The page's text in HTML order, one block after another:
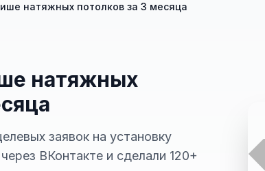
натяжных потолков за 3 месяца
натяжных
заявок на установку
ВКонтакте и сделали 120+